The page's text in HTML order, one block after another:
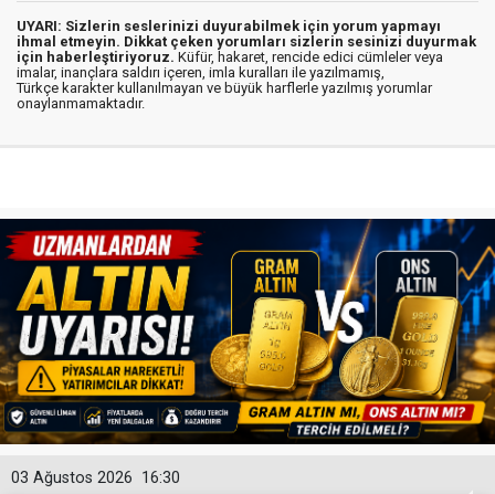
UYARI: Sizlerin seslerinizi duyurabilmek için yorum yapmayı
ihmal etmeyin. Dikkat çeken yorumları sizlerin sesinizi duyurmak
için haberleştiriyoruz. Küfür, hakaret, rencide edici cümleler veya
imalar, inançlara saldırı içeren, imla kuralları ile yazılmamış,
Türkçe karakter kullanılmayan ve büyük harflerle yazılmış yorumlar
onaylanmamaktadır.
16:30
03 Ağustos 2026